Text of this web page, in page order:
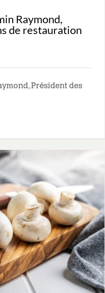
Raymond,
de restauration
Président des